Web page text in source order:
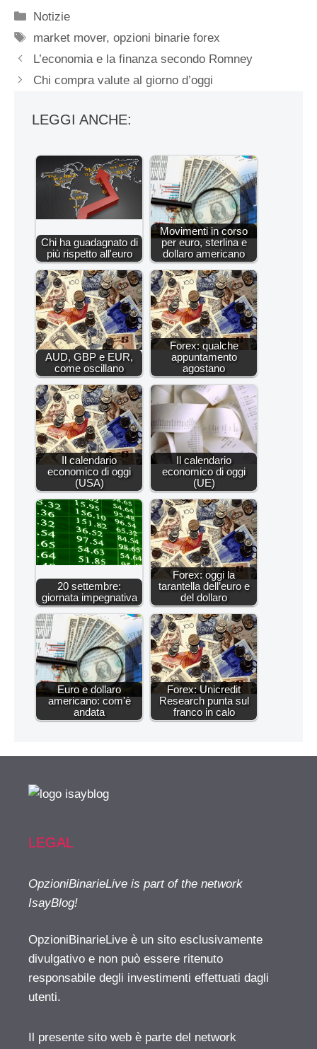
Categorie
Notizie
Tag
market mover,opzioni binarie forex
L’economia e la finanza secondo Romney
Chi compra valute al giorno d’oggi
LEGGI ANCHE:
Chi ha guadagnato di
più rispetto all'euro
Movimenti in corso
per euro, sterlina e
dollaro americano
AUD, GBP e EUR,
come oscillano
Forex: qualche
appuntamento
agostano
Il calendario
economico di oggi
(USA)
Il calendario
economico di oggi
(UE)
20 settembre:
giornata impegnativa
Forex: oggi la
tarantella dell’euro e
del dollaro
Euro e dollaro
americano: com'è
andata
Forex: Unicredit
Research punta sul
franco in calo
LEGAL
OpzioniBinarieLive is part of the network
IsayBlog!
OpzioniBinarieLive è un sito esclusivamente
divulgativo e non può essere ritenuto
responsabile degli investimenti effettuati dagli
utenti.
Il presente sito web è parte del network